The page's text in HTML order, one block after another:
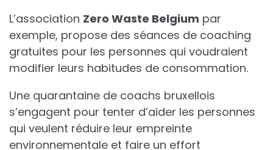
L’association Zero Waste Belgium par
exemple, propose des séances de coaching
gratuites pour les personnes qui voudraient
modifier leurs habitudes de consommation.
Une quarantaine de coachs bruxellois
s’engagent pour tenter d’aider les personnes
qui veulent réduire leur empreinte
environnementale et faire un effort